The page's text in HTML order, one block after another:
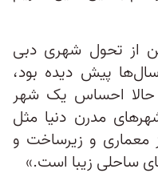
از تحول شهری دبی
پیش دیده بود،
حالا احساس یک شهر
مدرن دنیا مثل
معماری و زیرساخت و
ساحلی زیبا است.»